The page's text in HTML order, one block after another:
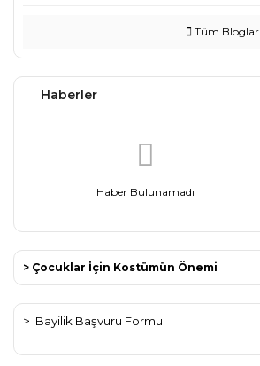
Tüm Bloglar
Haberler
Haber Bulunamadı
> Çocuklar İçin Kostümün Önemi
> Bayilik Başvuru Formu